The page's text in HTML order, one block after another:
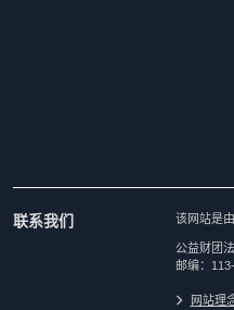
联系我们 该网站是
公益财团
邮编：
网站理